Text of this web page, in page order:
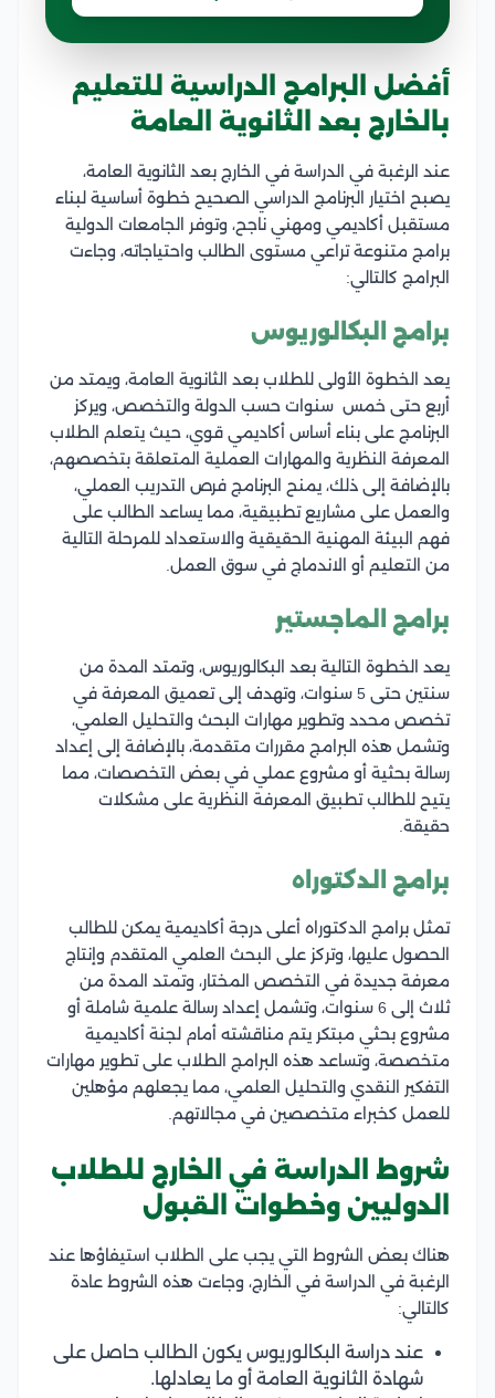
أفضل البرامج الدراسية للتعليم
بالخارج بعد الثانوية العامة
عند الرغبة في الدراسة في الخارج بعد الثانوية العامة،
يصبح اختيار البرنامج الدراسي الصحيح خطوة أساسية لبناء
مستقبل أكاديمي ومهني ناجح، وتوفر الجامعات الدولية
برامج متنوعة تراعي مستوى الطالب واحتياجاته، وجاءت
البرامج كالتالي:
برامج البكالوريوس
يعد الخطوة الأولى للطلاب بعد الثانوية العامة، ويمتد من
أربع حتى خمس سنوات حسب الدولة والتخصص، ويركز
البرنامج على بناء أساس أكاديمي قوي، حيث يتعلم الطلاب
المعرفة النظرية والمهارات العملية المتعلقة بتخصصهم،
بالإضافة إلى ذلك، يمنح البرنامج فرص التدريب العملي،
والعمل على مشاريع تطبيقية، مما يساعد الطالب على
فهم البيئة المهنية الحقيقية والاستعداد للمرحلة التالية
من التعليم أو الاندماج في سوق العمل.
برامج الماجستير
يعد الخطوة التالية بعد البكالوريوس، وتمتد المدة من
سنتين حتى 5 سنوات، وتهدف إلى تعميق المعرفة في
تخصص محدد وتطوير مهارات البحث والتحليل العلمي،
وتشمل هذه البرامج مقررات متقدمة، بالإضافة إلى إعداد
رسالة بحثية أو مشروع عملي في بعض التخصصات، مما
يتيح للطالب تطبيق المعرفة النظرية على مشكلات
حقيقة.
برامج الدكتوراه
تمثل برامج الدكتوراه أعلى درجة أكاديمية يمكن للطالب
الحصول عليها، وتركز على البحث العلمي المتقدم وإنتاج
معرفة جديدة في التخصص المختار، وتمتد المدة من
ثلاث إلى 6 سنوات، وتشمل إعداد رسالة علمية شاملة أو
مشروع بحثي مبتكر يتم مناقشته أمام لجنة أكاديمية
متخصصة، وتساعد هذه البرامج الطلاب على تطوير مهارات
التفكير النقدي والتحليل العلمي، مما يجعلهم مؤهلين
للعمل كخبراء متخصصين في مجالاتهم.
شروط الدراسة في الخارج للطلاب
الدوليين وخطوات القبول
هناك بعض الشروط التي يجب على الطلاب استيفاؤها عند
الرغبة في الدراسة في الخارج، وجاءت هذه الشروط عادة
كالتالي:
عند دراسة البكالوريوس يكون الطالب حاصل على
شهادة الثانوية العامة أو ما يعادلها.